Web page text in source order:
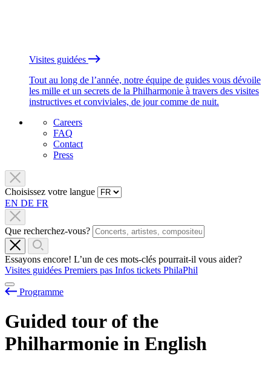
Visites guidées
Tout au long de l’année, notre équipe de guides vous dévoile
les mille et un secrets de la Philharmonie à travers des visites
instructives et conviviales, de jour comme de nuit.
Careers
FAQ
Contact
Press
Choisissez votre langue
EN DE FR
Que recherchez-vous?
Essayons encore! L’un de ces mots-clés pourrait-il vous aider?
Visites guidées Premiers pas Infos tickets PhilaPhil
Programme
Guided tour of the
Philharmonie in English